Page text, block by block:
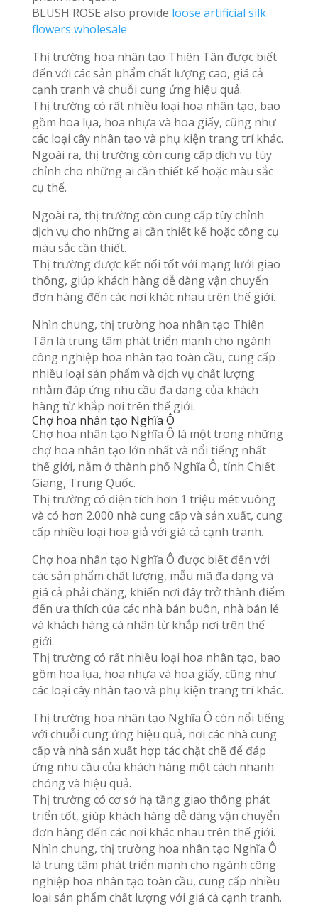
BLUSH ROSE also provide loose artificial silk
flowers wholesale
Thị trường hoa nhân tạo Thiên Tân được biết
đến với các sản phẩm chất lượng cao, giá cả
cạnh tranh và chuỗi cung ứng hiệu quả.
Thị trường có rất nhiều loại hoa nhân tạo, bao
gồm hoa lụa, hoa nhựa và hoa giấy, cũng như
các loại cây nhân tạo và phụ kiện trang trí khác.
Ngoài ra, thị trường còn cung cấp dịch vụ tùy
chỉnh cho những ai cần thiết kế hoặc màu sắc
cụ thể.
Ngoài ra, thị trường còn cung cấp tùy chỉnh
dịch vụ cho những ai cần thiết kế hoặc công cụ
màu sắc cần thiết.
Thị trường được kết nối tốt với mạng lưới giao
thông, giúp khách hàng dễ dàng vận chuyển
đơn hàng đến các nơi khác nhau trên thế giới.
Nhìn chung, thị trường hoa nhân tạo Thiên
Tân là trung tâm phát triển mạnh cho ngành
công nghiệp hoa nhân tạo toàn cầu, cung cấp
nhiều loại sản phẩm và dịch vụ chất lượng
nhằm đáp ứng nhu cầu đa dạng của khách
hàng từ khắp nơi trên thế giới.
Chợ hoa nhân tạo Nghĩa Ô
Chợ hoa nhân tạo Nghĩa Ô là một trong những
chợ hoa nhân tạo lớn nhất và nổi tiếng nhất
thế giới, nằm ở thành phố Nghĩa Ô, tỉnh Chiết
Giang, Trung Quốc.
Thị trường có diện tích hơn 1 triệu mét vuông
và có hơn 2.000 nhà cung cấp và sản xuất, cung
cấp nhiều loại hoa giả với giá cả cạnh tranh.
Chợ hoa nhân tạo Nghĩa Ô được biết đến với
các sản phẩm chất lượng, mẫu mã đa dạng và
giá cả phải chăng, khiến nơi đây trở thành điểm
đến ưa thích của các nhà bán buôn, nhà bán lẻ
và khách hàng cá nhân từ khắp nơi trên thế
giới.
Thị trường có rất nhiều loại hoa nhân tạo, bao
gồm hoa lụa, hoa nhựa và hoa giấy, cũng như
các loại cây nhân tạo và phụ kiện trang trí khác.
Thị trường hoa nhân tạo Nghĩa Ô còn nổi tiếng
với chuỗi cung ứng hiệu quả, nơi các nhà cung
cấp và nhà sản xuất hợp tác chặt chẽ để đáp
ứng nhu cầu của khách hàng một cách nhanh
chóng và hiệu quả.
Thị trường có cơ sở hạ tầng giao thông phát
triển tốt, giúp khách hàng dễ dàng vận chuyển
đơn hàng đến các nơi khác nhau trên thế giới.
Nhìn chung, thị trường hoa nhân tạo Nghĩa Ô
là trung tâm phát triển mạnh cho ngành công
nghiệp hoa nhân tạo toàn cầu, cung cấp nhiều
loại sản phẩm chất lượng với giá cả cạnh tranh.